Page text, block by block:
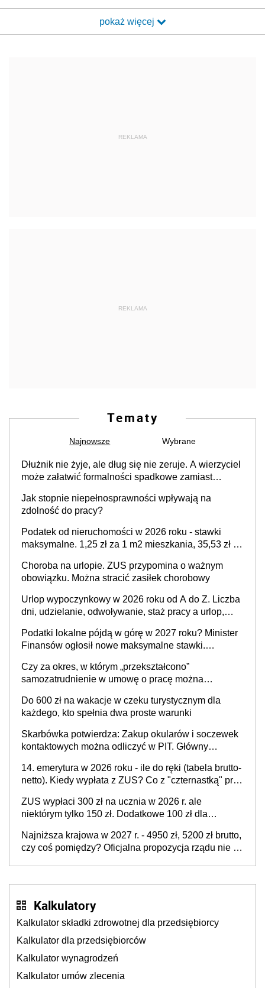
pokaż więcej
REKLAMA
REKLAMA
Tematy
Najnowsze Wybrane
Dłużnik nie żyje, ale dług się nie zeruje. A wierzyciel
może załatwić formalności spadkowe zamiast
Jak stopnie niepełnosprawności wpływają na
zdolność do pracy?
Podatek od nieruchomości w 2026 roku - stawki
maksymalne. 1,25 zł za 1 m2 mieszkania, 35,53 zł za
biznesu
Choroba na urlopie. ZUS przypomina o ważnym
obowiązku. Można stracić zasiłek chorobowy
Urlop wypoczynkowy w 2026 roku od A do Z. Liczba
dni, udzielanie, odwoływanie, staż pracy a urlop,
Podatki lokalne pójdą w górę w 2027 roku? Minister
Finansów ogłosił nowe maksymalne stawki.
Czy za okres, w którym „przekształcono”
samozatrudnienie w umowę o pracę można
cywilnoprawnej jedynym racjonalnym wyjściem
Do 600 zł na wakacje w czeku turystycznym dla
każdego, kto spełnia dwa proste warunki
Skarbówka potwierdza: Zakup okularów i soczewek
kontaktowych można odliczyć w PIT. Główny
Częściowe dofinansowanie (np. z zfśs) zmniejsza
odliczenie
14. emerytura w 2026 roku - ile do ręki (tabela brutto-
netto). Kiedy wypłata z ZUS? Co z "czternastką" przy
ZUS wypłaci 300 zł na ucznia w 2026 r. ale
niektórym tylko 150 zł. Dodatkowe 100 zł dla
Najniższa krajowa w 2027 r. - 4950 zł, 5200 zł brutto,
czy coś pomiędzy? Oficjalna propozycja rządu nie do
Kalkulatory
Kalkulator składki zdrowotnej dla przedsiębiorcy
Kalkulator dla przedsiębiorców
Kalkulator wynagrodzeń
Kalkulator umów zlecenia